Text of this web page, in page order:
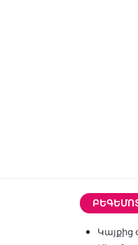
Կայքից